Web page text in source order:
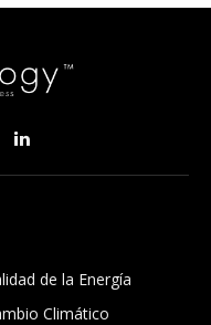
LinkedIn
de la Energía
Climático